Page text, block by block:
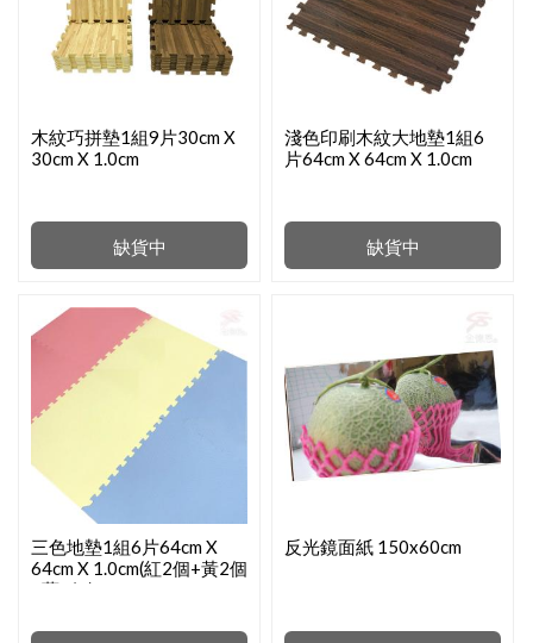
缺貨中
木紋巧拼墊1組9片30cm X
30cm X 1.0cm
缺貨中
淺色印刷木紋大地墊1組6
片64cm X 64cm X 1.0cm
三色地墊1組6片64cm X
64cm X 1.0cm(紅2個+黃2個
+藍2個)
反光鏡面紙 150x60cm